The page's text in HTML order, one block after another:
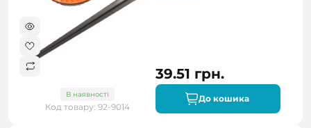
В наявності
Код товару: 92-9014
39.51 грн.
До кошика